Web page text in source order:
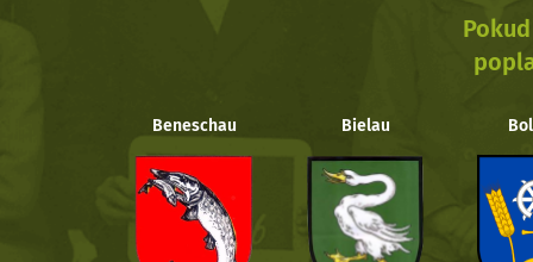
Beneschau Bielau